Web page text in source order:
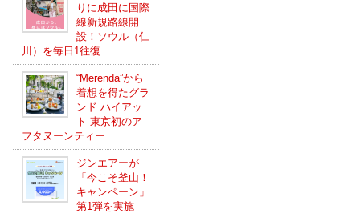
りに成田に国際
線新規路線開
設！ソウル（仁
川）を毎日1往復
“Merenda”から
着想を得たグラ
ンド ハイアッ
ト 東京初のア
フタヌーンティー
ジンエアーが
「今こそ釜山！
キャンペーン」
第1弾を実施